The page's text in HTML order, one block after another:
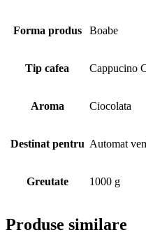
Forma produs Boabe
Tip cafea Cappucino
Aroma Ciocolata
Destinat pentru Automat
Greutate 1000 g
Produse similare